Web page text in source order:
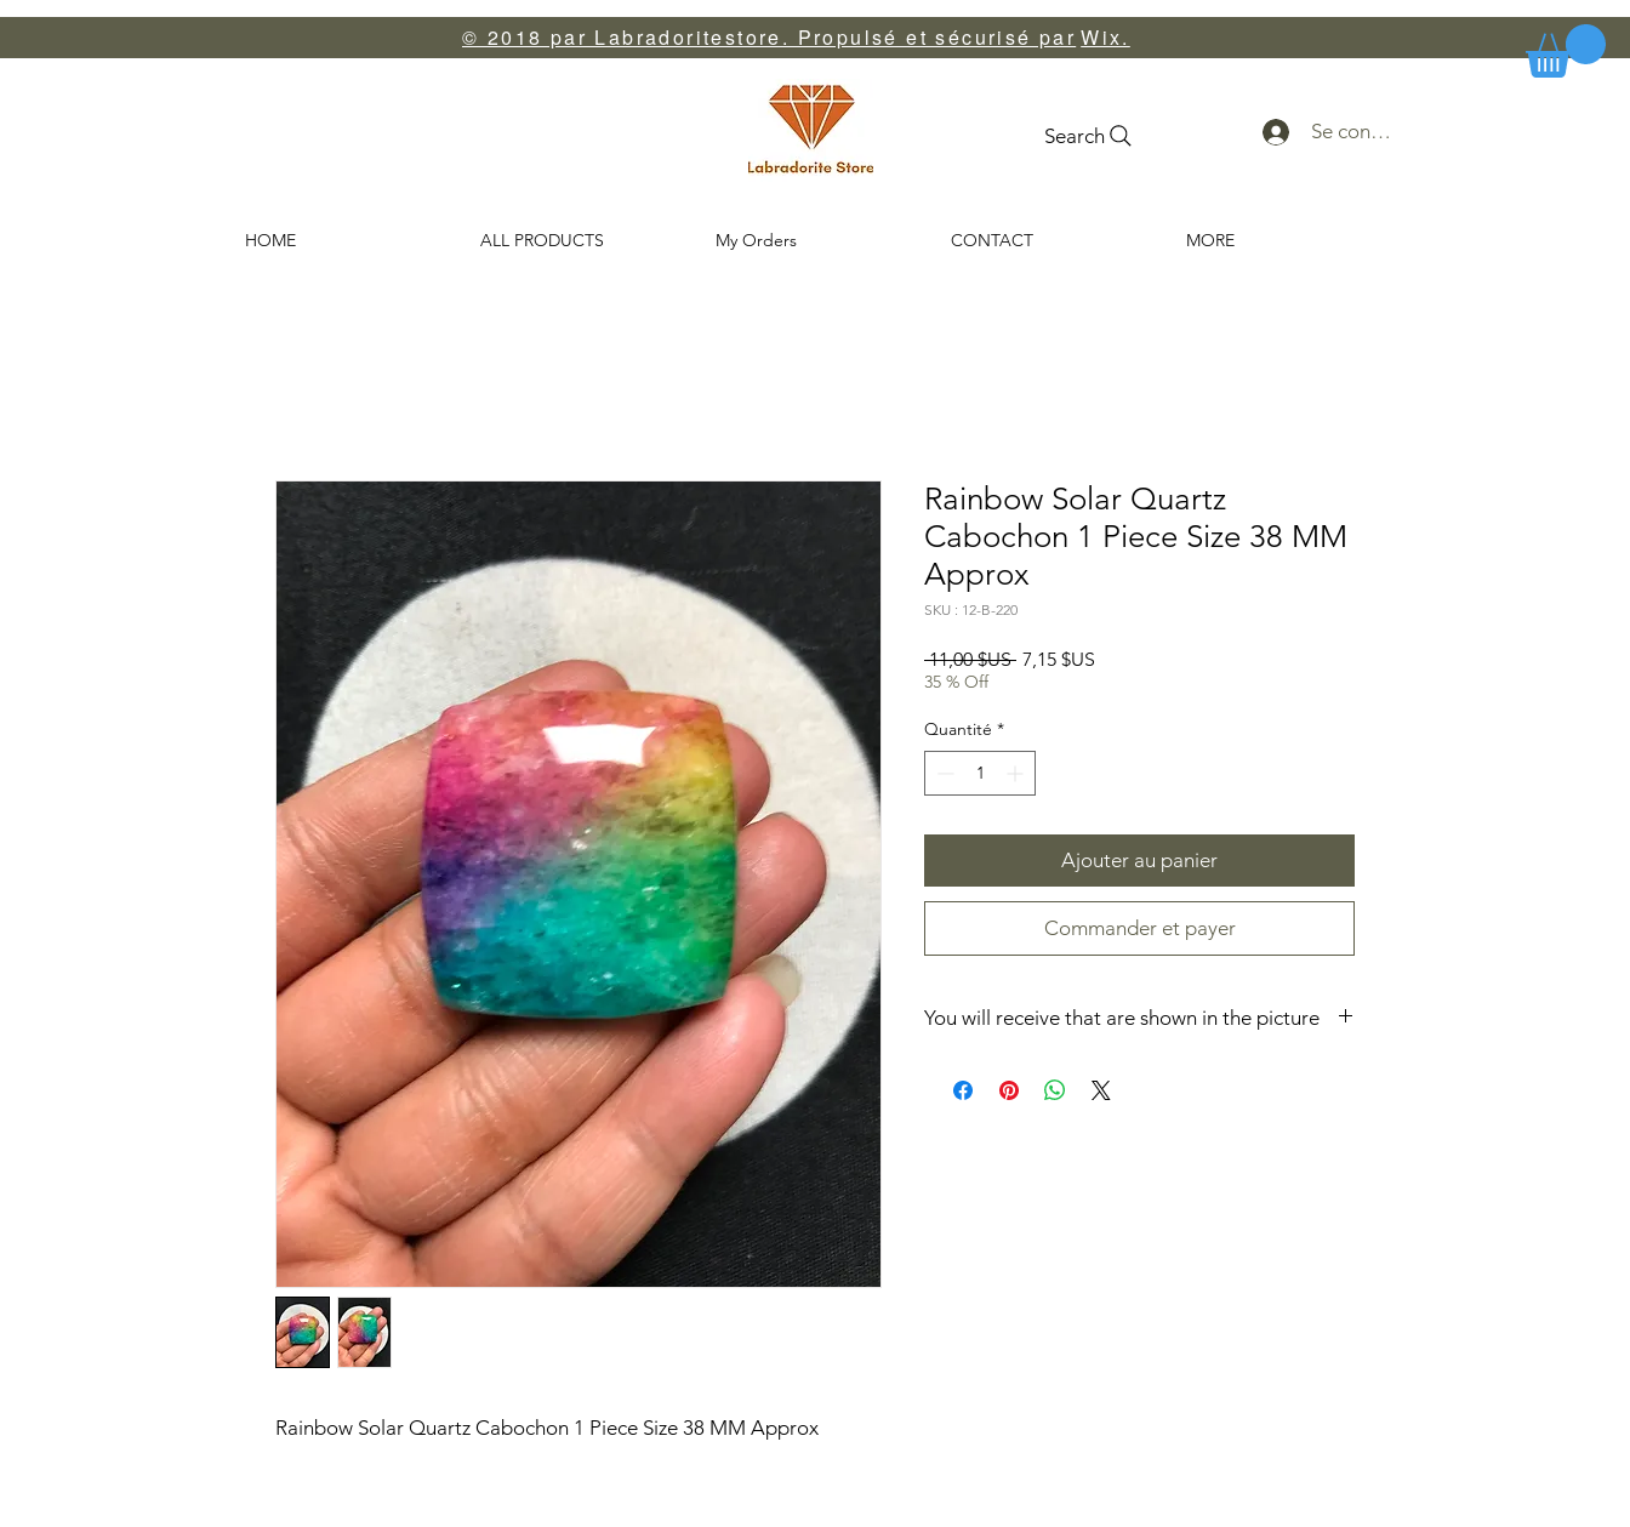
© 2018 par Labradoritestore. Propulsé et sécurisé par Wix.
Search Se connecter
HOME ALL PRODUCTS My Orders CONTACT MORE
Rainbow Solar Quartz Cabochon 1 Piece Size 38 MM Approx
Rainbow Solar Quartz
Cabochon 1 Piece Size 38 MM
Approx
SKU : 12-B-220
11,00 $US Prix
7,15 $US
35 % Off
Quantité *
Ajouter au panier
Commander et payer
You will receive that are shown in the picture